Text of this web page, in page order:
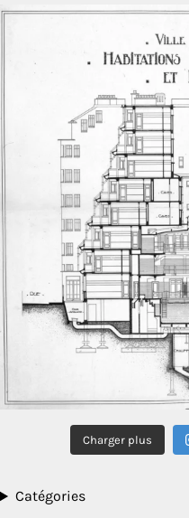
Charger plus
Catégories